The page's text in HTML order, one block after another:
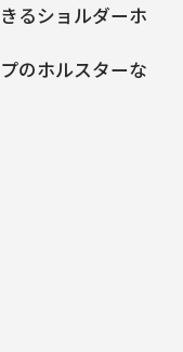
るショルダーホ
のホルスターな